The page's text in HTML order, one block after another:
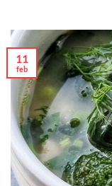
11
feb